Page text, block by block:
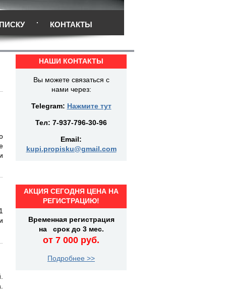
КОНТАКТЫ
НАШИ КОНТАКТЫ
Вы можете связаться с
нами через:
Telegram: Нажмите тут
Тел: 7-937-796-30-96
Email:
kupi.propisku@gmail.com
АКЦИЯ СЕГОДНЯ ЦЕНА НА
РЕГИСТРАЦИЮ!
Временная регистрация
на срок до 3 мес.
от 7 000 руб.
Подробнее >>